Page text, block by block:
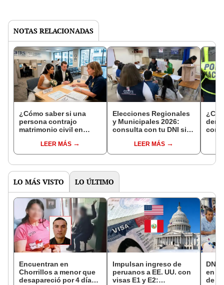
NOTAS RELACIONADAS
¿Cómo saber si una
persona contrajo
matrimonio civil en
LEER MÁS
Elecciones Regionales
y Municipales 2026:
consulta con tu DNI si
de mesa para este 4 de
octubre en el link oficial
LEER MÁS
con
LO MÁS VISTO LO ÚLTIMO
Encuentran en
Chorrillos a menor que
desapareció por 4 días
Impulsan ingreso de
peruanos a EE. UU. con
visas E1 y E2:
DNI
en
de